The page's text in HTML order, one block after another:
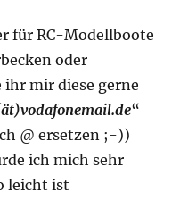
für RC-Modellboote
oder
mir diese gerne
“
@ ersetzen ;-))
ich mich sehr
leicht ist